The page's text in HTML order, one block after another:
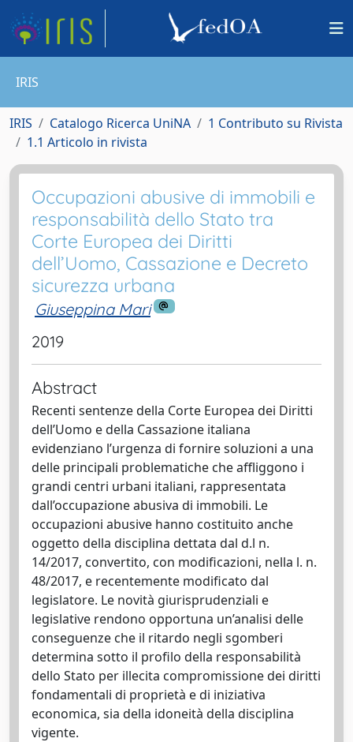
IRIS
IRIS Catalogo Ricerca UniNA
1 Contributo su Rivista
1.1 Articolo in rivista
Occupazioni abusive di immobili e
responsabilità dello Stato tra
Corte Europea dei Diritti
dell’Uomo, Cassazione e Decreto
sicurezza urbana
Giuseppina Mari
2019
Abstract
Recenti sentenze della Corte Europea dei Diritti
dell’Uomo e della Cassazione italiana
evidenziano l’urgenza di fornire soluzioni a una
delle principali problematiche che affliggono i
grandi centri urbani italiani, rappresentata
dall’occupazione abusiva di immobili. Le
occupazioni abusive hanno costituito anche
oggetto della disciplina dettata dal d.l n.
14/2017, convertito, con modificazioni, nella l. n.
48/2017, e recentemente modificato dal
legislatore. Le novità giurisprudenziali e
legislative rendono opportuna un’analisi delle
conseguenze che il ritardo negli sgomberi
determina sotto il profilo della responsabilità
dello Stato per illecita compromissione dei diritti
fondamentali di proprietà e di iniziativa
economica, sia della idoneità della disciplina
vigente.